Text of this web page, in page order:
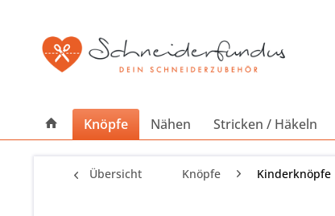
Knöpfe Nähen Stricken / Häkeln
Übersicht Knöpfe Kinderknöpfe